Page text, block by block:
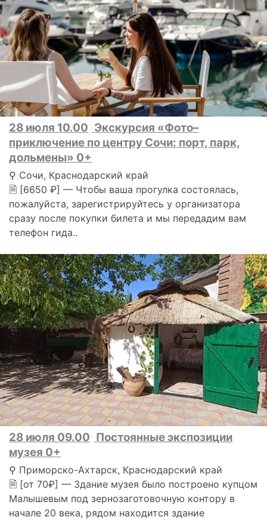
28 июля 10.00 Экскурсия «Фото–
приключение по центру Сочи: порт, парк,
дольмены» 0+
⚲ Сочи, Краснодарский край
🗎 [6650 ₽] — Чтобы ваша прогулка состоялась,
пожалуйста, зарегистрируйтесь у организатора
сразу после покупки билета и мы передадим вам
телефон гида..
28 июля 09.00 Постоянные экспозиции
музея 0+
⚲ Приморско-Ахтарск, Краснодарский край
🗎 [от 70₽] — Здание музея было построено купцом
Малышевым под зернозаготовочную контору в
начале 20 века, рядом находится здание